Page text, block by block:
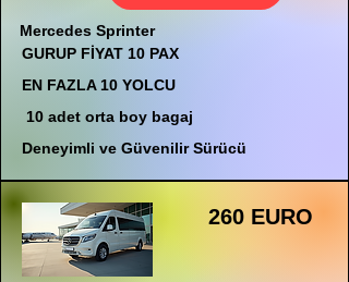
Mercedes Sprinter
GURUP FİYAT 10 PAX
EN FAZLA 10 YOLCU
10 adet orta boy bagaj
Deneyimli ve Güvenilir Sürücü
260 EURO